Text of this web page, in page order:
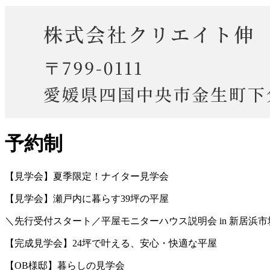
予約制
【見学会】夏季限定！ナイター見学会
【見学会】瀬戸内に暮らす39坪の平屋
＼先行受付スタート／平屋モニターハウス説明会 in 新居浜市
【完成見学会】24坪で叶える、安心・快適な平屋
【OB様邸】暮らしの見学会